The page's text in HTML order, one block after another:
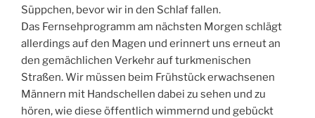
Süppchen, bevor wir in den Schlaf fallen.
Das Fernsehprogramm am nächsten Morgen schlägt
allerdings auf den Magen und erinnert uns erneut an
den gemächlichen Verkehr auf turkmenischen
Straßen. Wir müssen beim Frühstück erwachsenen
Männern mit Handschellen dabei zu sehen und zu
hören, wie diese öffentlich wimmernd und gebückt